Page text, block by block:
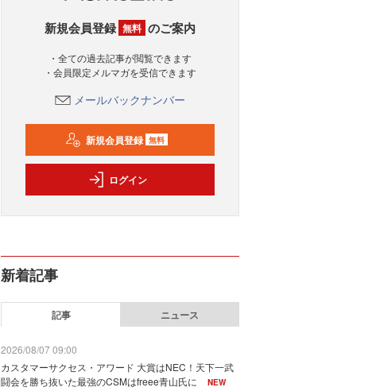
新規会員登録 無料 のご案内
・全ての過去記事が閲覧できます
・会員限定メルマガを受信できます
メールバックナンバー
新規会員登録 無料
ログイン
新着記事
記事 ニュース
2026/08/07 09:00
カスタマーサクセス・アワード 大賞はNEC！天下一武
闘会を勝ち抜いた最強のCSMはfreee青山氏に
NEW